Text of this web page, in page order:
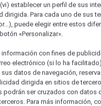
establecer un perfil de sus
dirigida. Para cada uno de sus
puede elegir entre estos
«Personalizar».
información con fines de
electrónico (si lo ha
datos de navegación,
dirigida en sitios de
podrán ser cruzados con datos
Para más información,